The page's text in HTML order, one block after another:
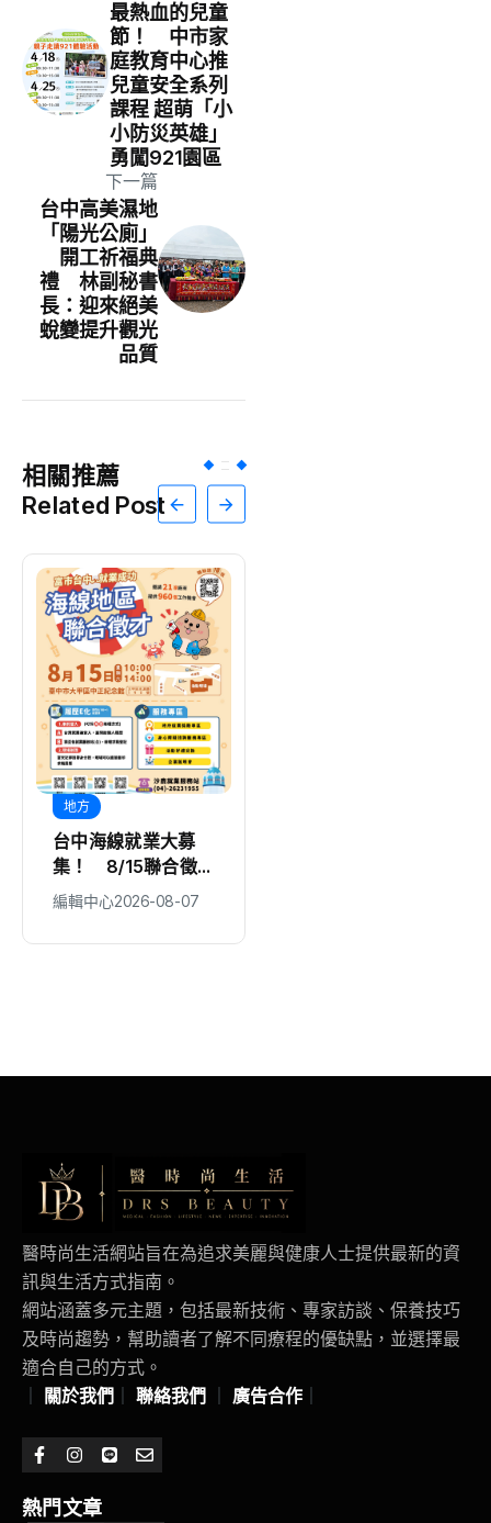
最熱血的兒童
節！ 中市家
庭教育中心推
兒童安全系列
課程 超萌「小
小防災英雄」
勇闖921園區
下一篇
台中高美濕地
「陽光公廁」
開工祈福典
禮 林副秘書
長：迎來絕美
蛻變提升觀光
品質
相關推薦
Related Post
地方
台中海線就業大募
集！ 8/15聯合徵
才釋960職缺 21家
編輯中心2026-08-07
醫時尚生活網站旨在為追求美麗與健康人士提供最新的資
訊與生活方式指南。
網站涵蓋多元主題，包括最新技術、專家訪談、保養技巧
及時尚趨勢，幫助讀者了解不同療程的優缺點，並選擇最
適合自己的方式。
關於我們 聯絡我們 廣告合作
熱門文章